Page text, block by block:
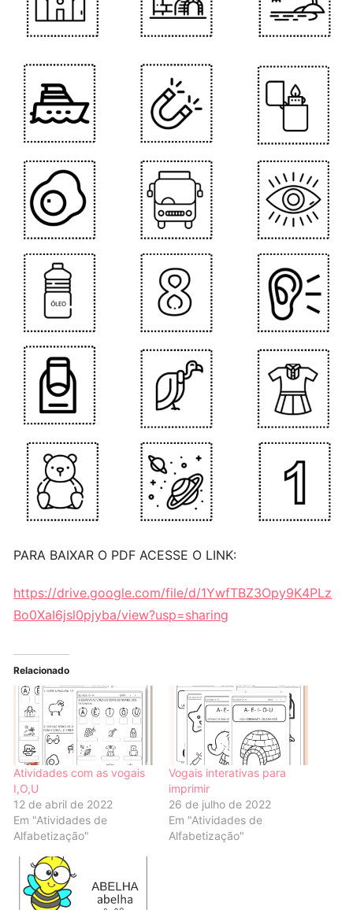
PARA BAIXAR O PDF ACESSE O LINK:
https://drive.google.com/file/d/1YwfTBZ3Opy9K4PLz
Bo0XaI6jsl0pjyba/view?usp=sharing
Relacionado
Atividades com as vogais
I,O,U
12 de abril de 2022
Em "Atividades de
Alfabetização"
Vogais interativas para
imprimir
26 de julho de 2022
Em "Atividades de
Alfabetização"